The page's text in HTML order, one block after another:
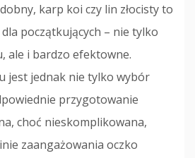
karp koi czy lin złocisty to
początkujących – nie tylko
ale i bardzo efektowne.
jest jednak nie tylko wybór
przygotowanie
choć nieskomplikowana,
zaangażowania oczko